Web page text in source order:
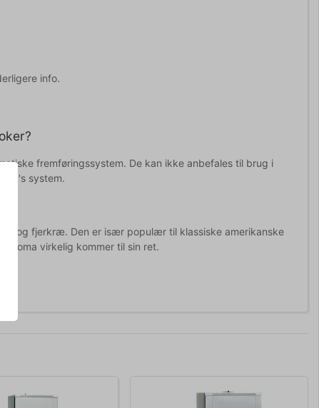
info.
fremføringssystem. De kan ikke anbefales til brug i
system.
og fjerkræ. Den er især populær til klassiske amerikanske
aroma virkelig kommer til sin ret.